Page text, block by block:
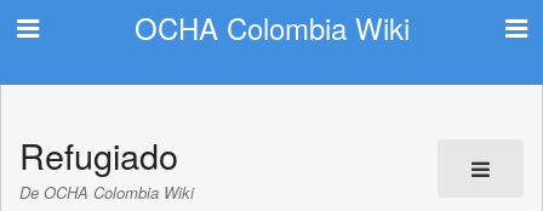
OCHA Colombia Wiki
Refugiado
De OCHA Colombia Wiki